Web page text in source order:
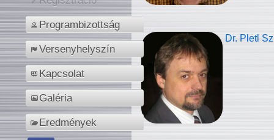
Programbizottság
Versenyhelyszín
Kapcsolat
Galéria
Eredmények
Dr. Pletl